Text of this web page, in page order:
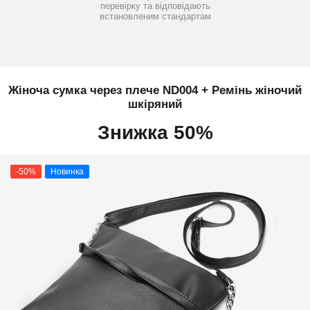
перевірку та відповідають
встановленим стандартам
Жіноча сумка через плече ND004 + Ремінь жіночий
шкіряний
Знижка 50%
-50% Новинка